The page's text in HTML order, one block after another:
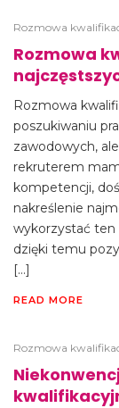
Rozmowa
Rozmowa
Rozmowa
poszukiwaniu
zawodowych,
rekruterem
kompetencji,
nakreślenie
wykorzystać ten
dzięki temu
[…]
READ MORE
Rozmowa